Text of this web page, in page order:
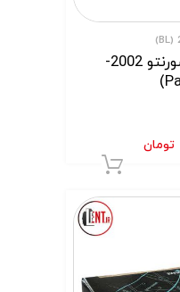
لنت ترمز عقب کیا سورنتو 2002-
تومان